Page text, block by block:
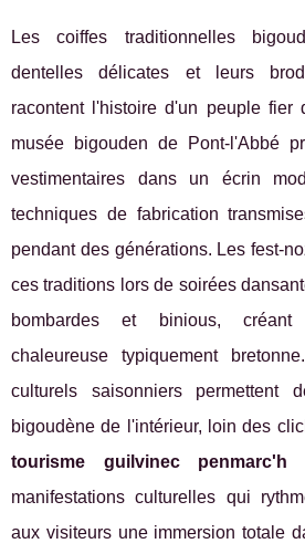
Les coiffes traditionnelles
dentelles délicates et leurs
racontent l'histoire d'un peuple fier
musée bigouden de Pont-l'Abbé
vestimentaires dans un écrin
techniques de fabrication
pendant des générations. Les fest-
ces traditions lors de soirées
bombardes et binious, créant
chaleureuse typiquement
culturels saisonniers permettent
bigoudène de l'intérieur, loin des
tourisme guilvinec penmarc'h
manifestations culturelles qui
aux visiteurs une immersion totale